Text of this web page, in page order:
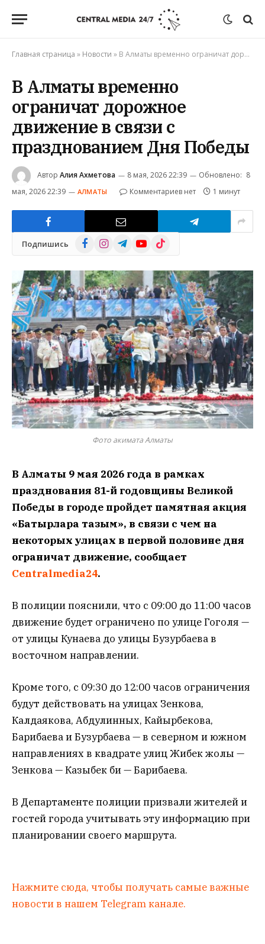
Главная страница » Новости » В Алматы временно ограничат дорожное движение в связи с празднованием Дня Победы
В Алматы временно
ограничат дорожное
движение в связи с
празднованием Дня Победы
Автор Алия Ахметова 8 мая, 2026 22:39 Обновлено: 8
мая, 2026 22:39
АЛМАТЫ Комментариев нет 1 минут
Подпишись FacebookInstagramTelegramYouTube
TikTok
Фото акимата Алматы
В Алматы 9 мая 2026 года в рамках
празднования 81-й годовщины Великой
Победы в городе пройдет памятная акция
«Батырларға тағзым», в связи с чем на
некоторых улицах в первой половине дня
ограничат движение, сообщает
Centralmedia24.
В полиции пояснили, что с 09:00 до 11:00 часов
движение будет ограничено по улице Гоголя —
от улицы Кунаева до улицы Бузурбаева в
восточном направлении.
Кроме того, с 09:30 до 12:00 часов ограничения
будут действовать на улицах Зенкова,
Калдаякова, Абдулинных, Кайырбекова,
Барибаева и Бузурбаева — в северном и южном
направлениях в квадрате улиц Жибек жолы —
Зенкова — Казыбек би — Барибаева.
В Департаменте полиции призвали жителей и
гостей города учитывать эту информацию при
планировании своего маршрута.
Нажмите сюда, чтобы получать самые важные
новости в нашем Telegram канале.